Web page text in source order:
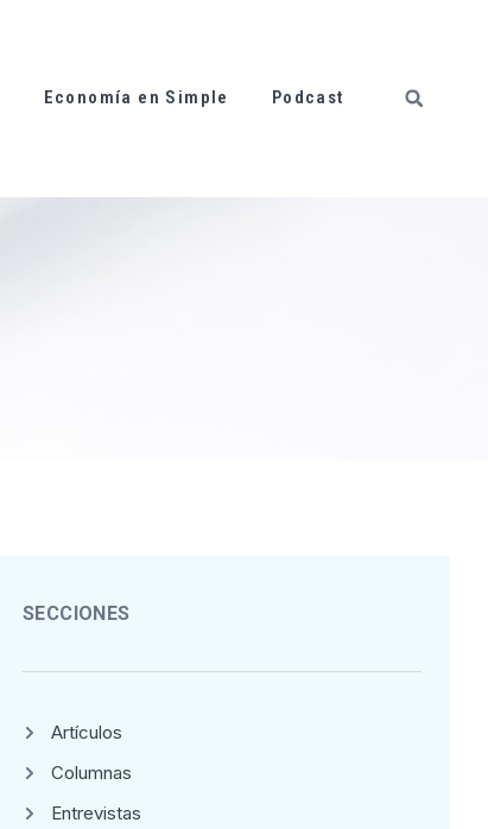
Economía en Simple Podcast
SECCIONES
Artículos
Columnas
Entrevistas